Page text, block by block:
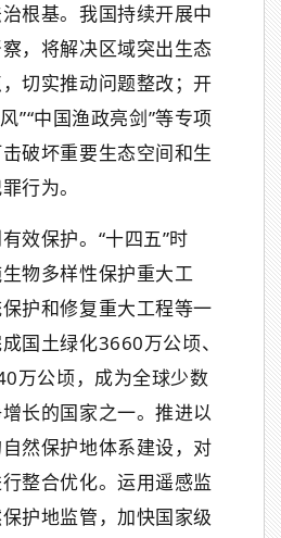
根基。我国持续开展中
，将解决区域突出生态
切实推动问题整改；开
”“中国渔政亮剑”等专项
破坏重要生态空间和生
行为。
保护。“十四五”时
物多样性保护重大工
护和修复重大工程等一
国土绿化3660万公顷、
万公顷，成为全球少数
长的国家之一。推进以
然保护地体系建设，对
整合优化。运用遥感监
护地监管，加快国家级